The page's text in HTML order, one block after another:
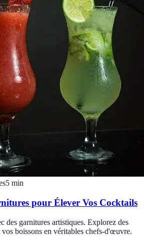
5 min
pour Élever Vos Cocktails
des garnitures artistiques. Explorez des
boissons en véritables chefs-d'œuvre.